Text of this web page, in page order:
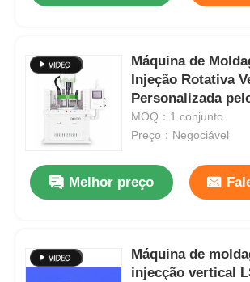
Máquina de
Injeção Rotativa
Personalizada
MOQ：1 conjunto
Preço：Negociável
Melhor preço
Máquina de
injecção vertical